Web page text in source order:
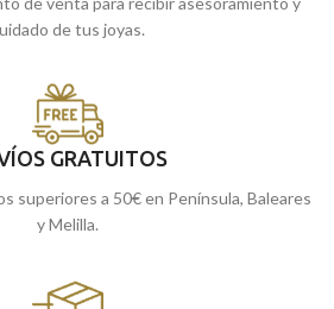
de tus joyas.
GRATUITOS
superiores a 50€ en Península, Baleares
y Melilla.